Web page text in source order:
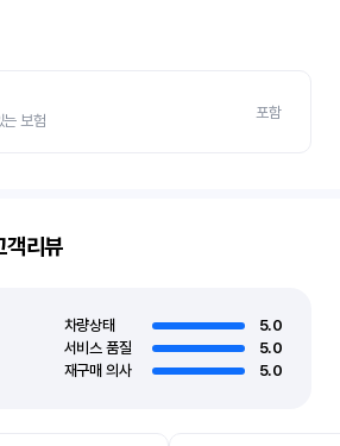
는 보험
포함
리뷰
차량상태
5.0
서비스 품질
5.0
재구매 의사
5.0